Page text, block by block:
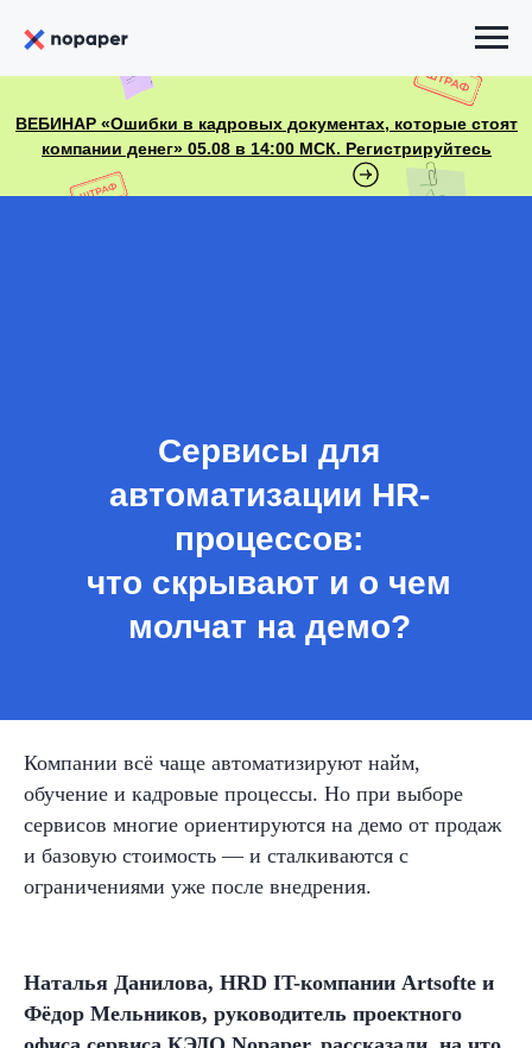
ВЕБИНАР «Ошибки в кадровых документах, которые стоят
молчат на демо?
Компании всё чаще автоматизируют найм,
обучение и кадровые процессы. Но при выборе
сервисов многие ориентируются на демо от продаж
и базовую стоимость — и сталкиваются с
ограничениями уже после внедрения.
Наталья Данилова, HRD IT-компании Artsofte и
Фёдор Мельников, руководитель проектного